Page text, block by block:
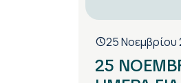
25 Νοεμβρίου
25